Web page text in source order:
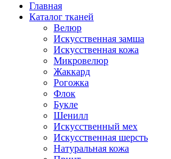
Главная
Каталог тканей
Велюр
Искусственная замша
Искусственная кожа
Микровелюр
Жаккард
Рогожка
Флок
Букле
Шенилл
Искусственный мех
Искусственная шерсть
Натуральная кожа